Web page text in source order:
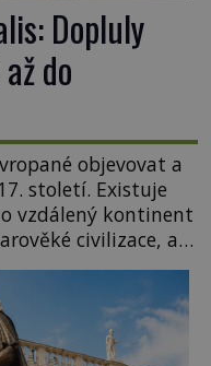
Dopluly
do
objevovat a
století. Existuje
vzdálený kontinent
civilizace, a
kartografové
Terra
jisté míry to byl